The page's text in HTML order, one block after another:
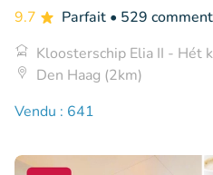
9.7 Parfait • 529
Kloosterschip Elia II - Hét
Den Haag (2km)
Vendu : 641